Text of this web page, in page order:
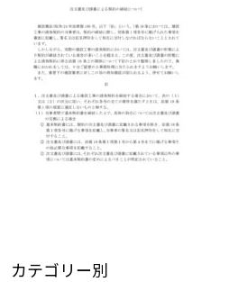
カテゴリー別